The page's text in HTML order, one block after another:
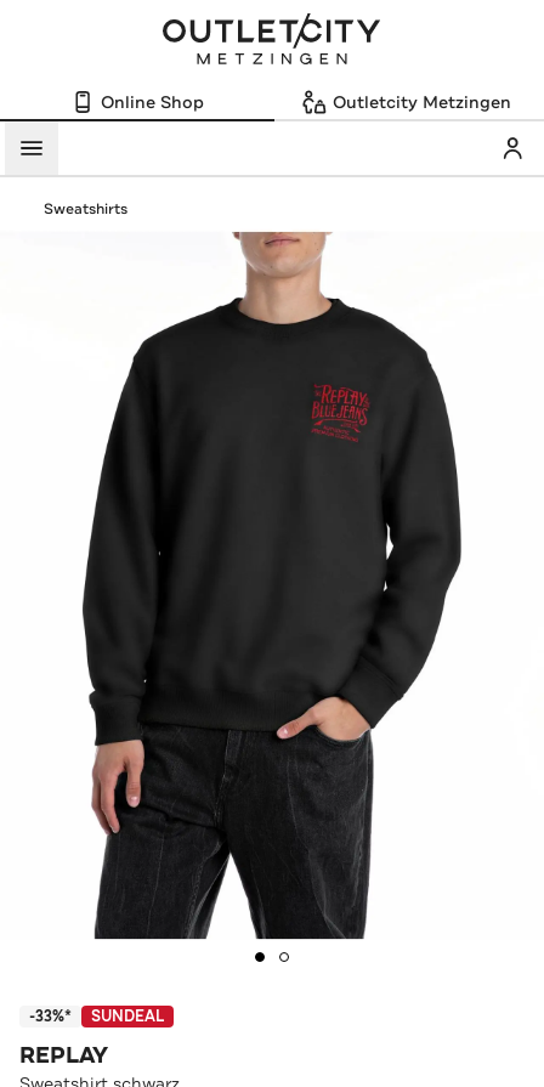
Online Shop Outletcity Metzingen
Menü
Sweatshirts
-33%* SUNDEAL
REPLAY